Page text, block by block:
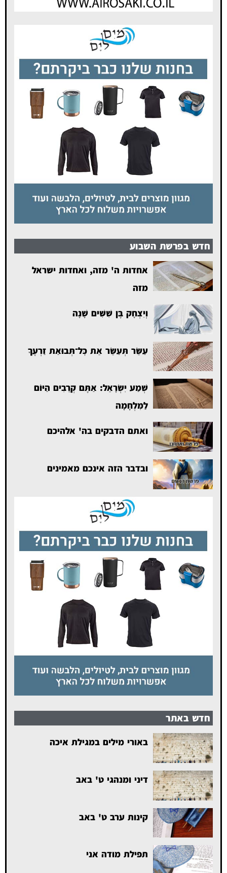
חדש בפרשת השבוע
אחדות ה' מזה, ואחדות ישראל
מזה
וְיִצְחָק בֶּן שִׁשִּׁים שָׁנָה
עַשֵּׂר תְּעַשֵּׂר אֵת כׇּל־תְּבוּאַת זַרְעֶךָ
שְׁמַע יִשְׂרָאֵל: אַתֶּם קְרֵבִים הַיּוֹם
לַמִּלְחָמָה
ואתם הדבקים בה' אלהיכם
ובדבר הזה אינכם מאמינים
חדש באתר
באורי מילים במגילת איכה
דיני ומנהגי ט' באב
קינות ערב ט' באב
תפילת מודה אני